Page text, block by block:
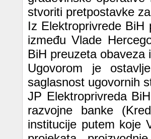
stvoriti pretpostavke
Iz Elektroprivrede BiH
između Vlade
BiH preuzeta
Ugovorom je
saglasnost ugovornih
JP Elektroprivreda
razvojne banke
institucije putem koje